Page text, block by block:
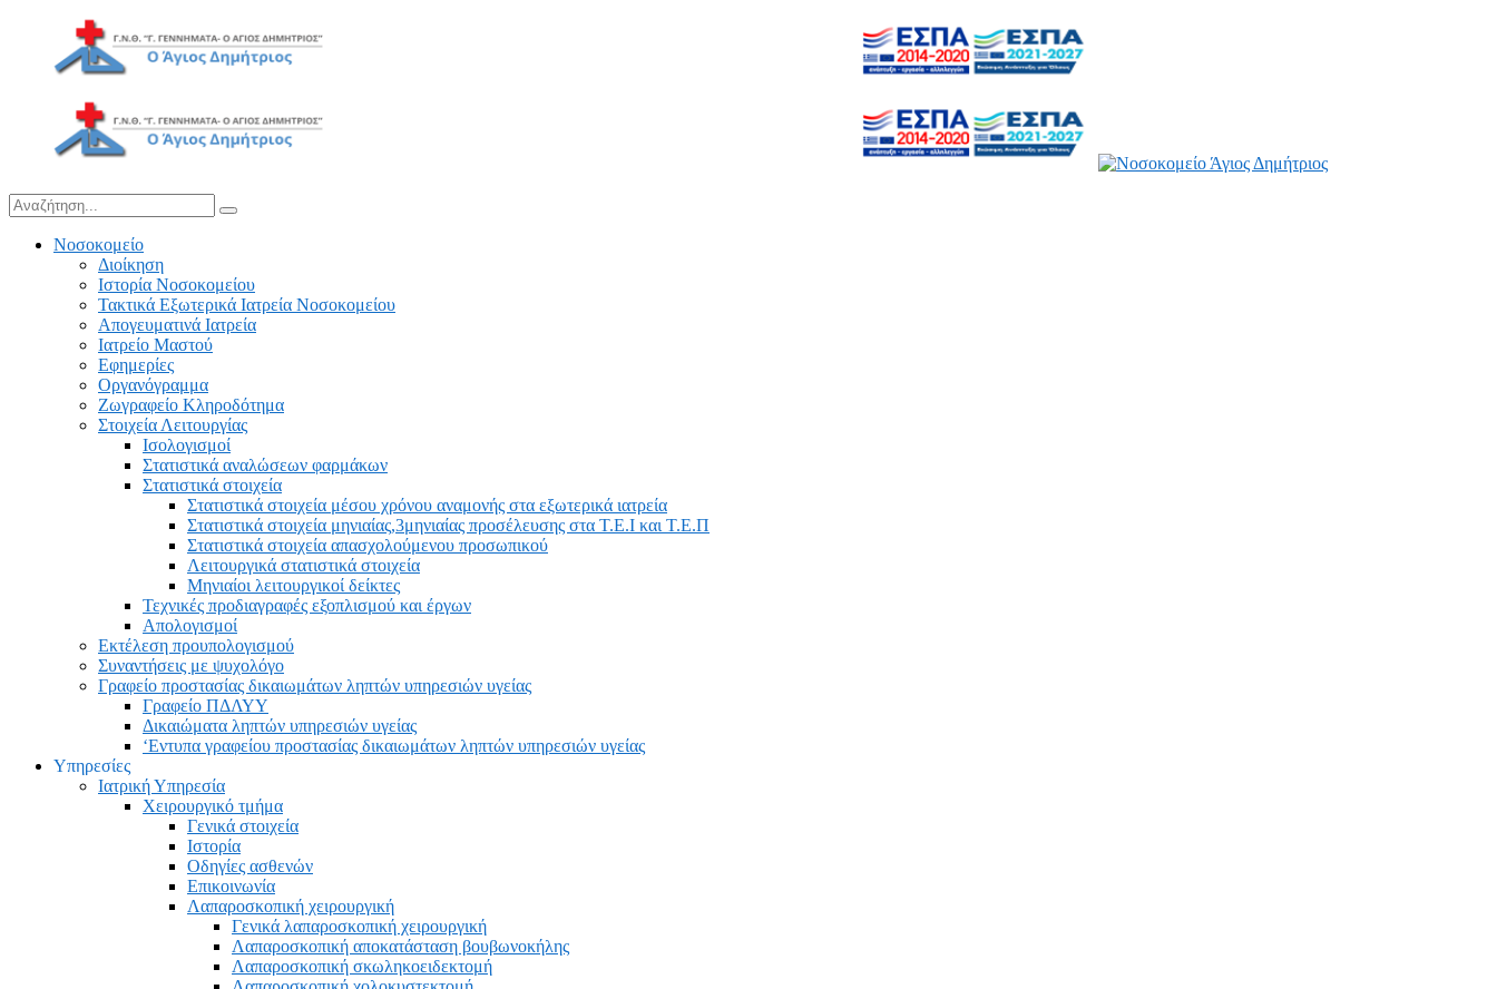
Νοσοκομείο
Διοίκηση
Ιστορία Νοσοκομείου
Τακτικά Εξωτερικά Ιατρεία Νοσοκομείου
Απογευματινά Ιατρεία
Ιατρείο Μαστού
Εφημερίες
Οργανόγραμμα
Ζωγραφείο Κληροδότημα
Στοιχεία Λειτουργίας
Ισολογισμοί
Στατιστικά αναλώσεων φαρμάκων
Στατιστικά στοιχεία
Στατιστικά στοιχεία μέσου χρόνου αναμονής στα εξωτερικά ιατρεία
Στατιστικά στοιχεία μηνιαίας,3μηνιαίας προσέλευσης στα Τ.Ε.Ι και Τ.Ε.Π
Στατιστικά στοιχεία απασχολούμενου προσωπικού
Λειτουργικά στατιστικά στοιχεία
Μηνιαίοι λειτουργικοί δείκτες
Τεχνικές προδιαγραφές εξοπλισμού και έργων
Απολογισμοί
Εκτέλεση προυπολογισμού
Συναντήσεις με ψυχολόγο
Γραφείο προστασίας δικαιωμάτων ληπτών υπηρεσιών υγείας
Γραφείο ΠΔΛΥΥ
Δικαιώματα ληπτών υπηρεσιών υγείας
‘Εντυπα γραφείου προστασίας δικαιωμάτων ληπτών υπηρεσιών υγείας
Υπηρεσίες
Ιατρική Υπηρεσία
Χειρουργικό τμήμα
Γενικά στοιχεία
Ιστορία
Οδηγίες ασθενών
Επικοινωνία
Λαπαροσκοπική χειρουργική
Γενικά λαπαροσκοπική χειρουργική
Λαπαροσκοπική αποκατάσταση βουβωνοκήλης
Λαπαροσκοπική σκωληκοειδεκτομή